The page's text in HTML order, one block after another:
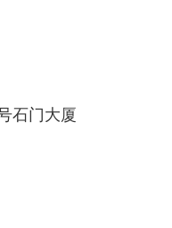
石门大厦